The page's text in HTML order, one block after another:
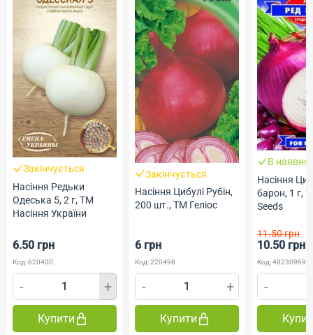
Закінчується
Насіння Редьки
Одеська 5, 2 г, ТМ
Насіння України
6.50 грн
Код: 620400
- +
Купити
Закінчується
Насіння Цибулі Рубін,
200 шт., ТМ Геліос
6 грн
Код: 220498
- +
Купити
В
Насіння
барон, 1 г,
Seeds
11.50 грн
10.50 грн
Код:
-